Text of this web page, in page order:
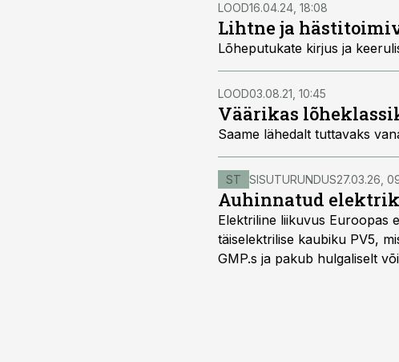
LOOD16.04.24, 18:08
Lihtne ja hästitoimiv
Lõheputukate kirjus ja
LOOD03.08.21, 10:45
Väärikas
Saame lähedalt tuttavaks
ST SISUTURUNDUS27.03.26,
Auhinnatud
Elektriline liikuvus Euroopas
täiselektrilise kaubiku PV5,
GMP.s ja pakub hulgaliselt